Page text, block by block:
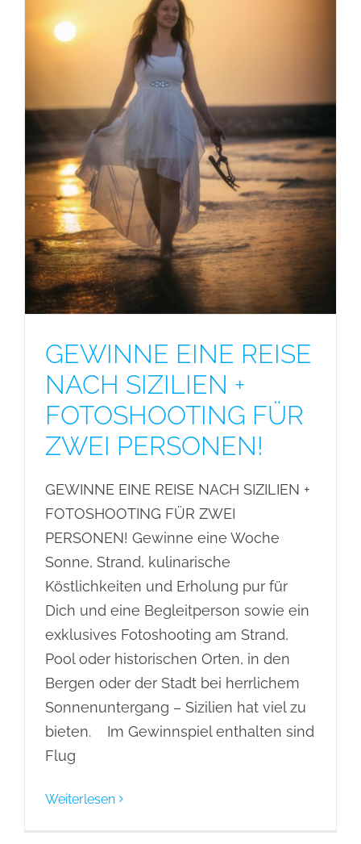
GEWINNE EINE REISE NACH SIZILIEN +
FOTOSHOOTING FÜR ZWEI PERSONEN!
GEWINNE EINE REISE
NACH SIZILIEN +
FOTOSHOOTING FÜR
ZWEI PERSONEN!
GEWINNE EINE REISE NACH SIZILIEN +
FOTOSHOOTING FÜR ZWEI
PERSONEN! Gewinne eine Woche
Sonne, Strand, kulinarische
Köstlichkeiten und Erholung pur für
Dich und eine Begleitperson sowie ein
exklusives Fotoshooting am Strand,
Pool oder historischen Orten, in den
Bergen oder der Stadt bei herrlichem
Sonnenuntergang – Sizilien hat viel zu
bieten. Im Gewinnspiel enthalten sind
Flug
Weiterlesen